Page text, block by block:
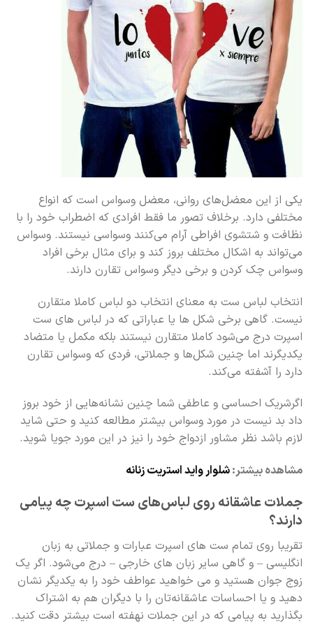
یکی از این معضل‌های روانی، معضل وسواس است که انواع
مختلفی دارد. برخلاف تصور ما فقط افرادی که اضطراب خود را با
نظافت و شتشوی افراطی آرام می‌کنند وسواسی نیستند. وسواس
می‌تواند به اشکال مختلف بروز کند و برای مثال برخی افراد
وسواس چک کردن و برخی دیگر وسواس تقارن دارند.
انتخاب لباس ست به معنای انتخاب دو لباس کاملا متقارن
نیست. گاهی برخی شکل ها یا عباراتی که در لباس های ست
اسپرت درج می‌شود کاملا متقارن نیستند بلکه مکمل یا متضاد
یکدیگرند اما چنین شکل‌ها و جملاتی، فردی که وسواس تقارن
دارد را آشفته می‌کند.
اگرشریک احساسی و عاطفی شما چنین نشانه‌هایی از خود بروز
داد بد نیست در مورد وسواس بیشتر مطالعه کنید و حتی شاید
لازم باشد نظر مشاور ازدواج خود را نیز در این مورد جویا شوید.
مشاهده بیشتر:شلوار واید استریت زنانه
جملات عاشقانه روی لباس‌های ست اسپرتچه پیامی
دارند؟
تقریبا روی تمام ست های اسپرت عبارات و جملاتی به زبان
انگلیسی – و گاهی سایر زبان های خارجی – درج می‌شود. اگر یک
زوج جوان هستید و می خواهید عواطف خود را به یکدیگر نشان
دهید و یا احساسات عاشقانه‌تان را با دیگران هم به اشتراک
بگذارید به پیامی که در این جملات نهفته است بیشتر دقت کنید.